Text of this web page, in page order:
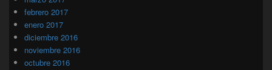
febrero 2017
enero 2017
diciembre 2016
noviembre 2016
octubre 2016